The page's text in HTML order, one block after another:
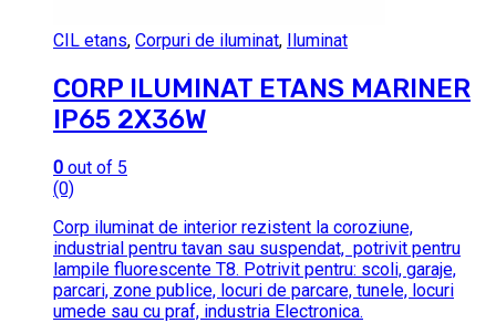
CIL etans, Corpuri de iluminat, Iluminat
CORP ILUMINAT ETANS MARINER
IP65 2X36W
0 out of 5
(0)
Corp iluminat de interior rezistent la coroziune,
industrial pentru tavan sau suspendat, potrivit pentru
lampile fluorescente T8. Potrivit pentru: scoli, garaje,
parcari, zone publice, locuri de parcare, tunele, locuri
umede sau cu praf, industria Electronica.